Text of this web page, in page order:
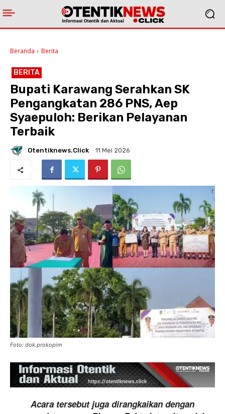
Beranda Berita
BERITA
Bupati Karawang Serahkan SK
Pengangkatan 286 PNS, Aep
Syaepuloh: Berikan Pelayanan
Terbaik
Otentiknews.click 11 Mei 2026
Foto: dok.prokopim
Acara tersebut juga dirangkaikan dengan